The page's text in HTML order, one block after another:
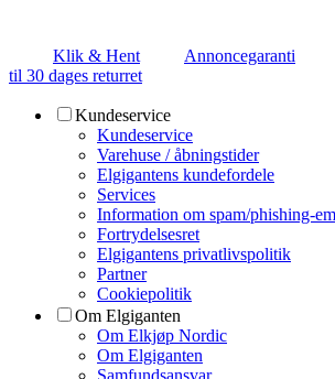
Klik & Hent Annoncegaranti
til 30 dages returret
Kundeservice
Kundeservice
Varehuse / åbningstider
Elgigantens kundefordele
Services
Information om spam/phishing-
Fortrydelsesret
Elgigantens privatlivspolitik
Partner
Cookiepolitik
Om Elgiganten
Om Elkjøp Nordic
Om Elgiganten